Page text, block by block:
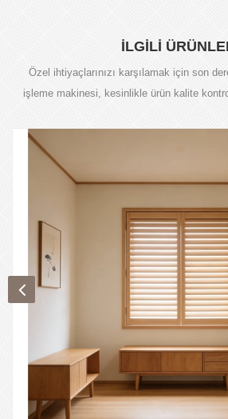
İLGİLİ
Özel ihtiyaçlarınızı karşılamak için son
işleme makinesi, kesinlikle ürün kalite